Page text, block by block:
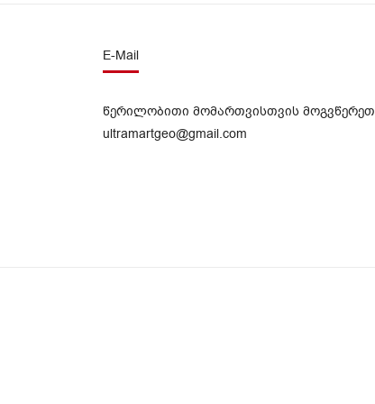
E-Mail
წერილობითი მომართვისთვის მოგვწერეთ
ultramartgeo@gmail.com